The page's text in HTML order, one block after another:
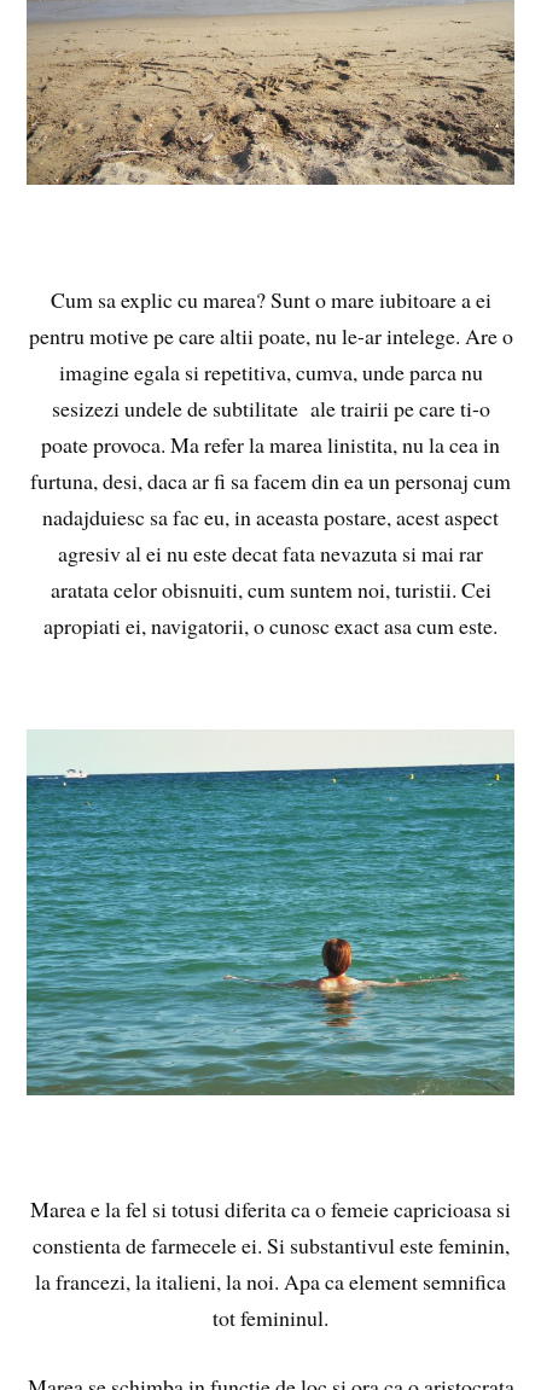
Cum sa explic cu marea? Sunt o mare iubitoare a ei
pentru motive pe care altii poate, nu le-ar intelege. Are o
imagine egala si repetitiva, cumva, unde parca nu
sesizezi undele de subtilitate ale trairii pe care ti-o
poate provoca. Ma refer la marea linistita, nu la cea in
furtuna, desi, daca ar fi sa facem din ea un personaj cum
nadajduiesc sa fac eu, in aceasta postare, acest aspect
agresiv al ei nu este decat fata nevazuta si mai rar
aratata celor obisnuiti, cum suntem noi, turistii. Cei
apropiati ei, navigatorii, o cunosc exact asa cum este.
Marea e la fel si totusi diferita ca o femeie capricioasa si
constienta de farmecele ei. Si substantivul este feminin,
la francezi, la italieni, la noi. Apa ca element semnifica
tot femininul.